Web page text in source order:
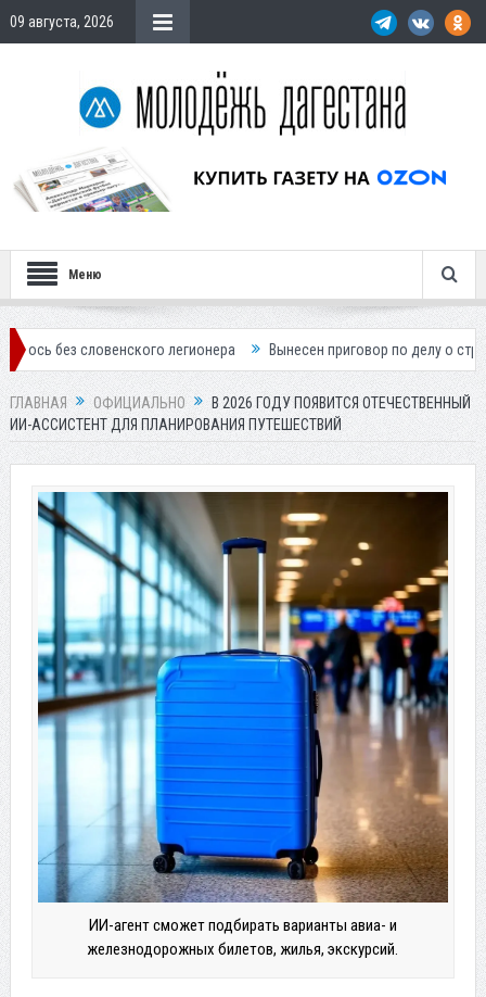
09 августа, 2026
Меню
легионера Вынесен приговор по делу о строительстве
ГЛАВНАЯ ОФИЦИАЛЬНО
В 2026 ГОДУ ПОЯВИТСЯ ОТЕЧЕСТВЕННЫЙ
ИИ-АССИСТЕНТ ДЛЯ ПЛАНИРОВАНИЯ ПУТЕШЕСТВИЙ
ИИ-агент сможет подбирать варианты авиа- и
железнодорожных билетов, жилья, экскурсий.